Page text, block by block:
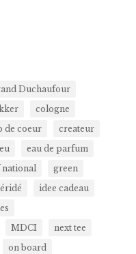
Duchaufour
cologne
de coeur
createur
eau de parfum
green
idee cadeau
MDCI
next tee
on board